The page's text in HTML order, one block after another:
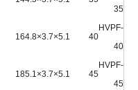
35
HVPF-
40
40
5.1×3.7×4.8
16
HVPF-
45
45
5.1×3.7×5.1
18